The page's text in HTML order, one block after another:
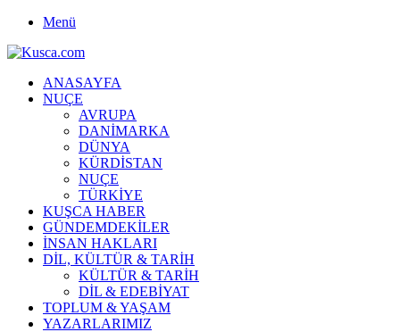
Menü
ANASAYFA
NUÇE
AVRUPA
DANİMARKA
DÜNYA
KÜRDİSTAN
NUÇE
TÜRKİYE
KUŞCA HABER
GÜNDEMDEKİLER
İNSAN HAKLARI
DİL, KÜLTÜR & TARİH
KÜLTÜR & TARİH
DİL & EDEBİYAT
TOPLUM & YAŞAM
YAZARLARIMIZ